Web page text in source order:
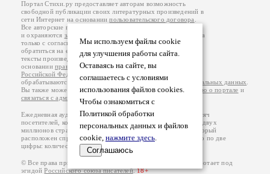
Мы используем файлы cookie
для улучшения работы сайта.
Оставаясь на сайте, вы
соглашаетесь с условиями
использования файлов cookies.
Чтобы ознакомиться с
Политикой обработки
персональных данных и файлов
cookie, нажмите здесь.
Соглашаюсь
Портал Стихи.ру предоставляет авторам возможность
свободной публикации своих литературных произведений в
сети Интернет на основаниипользовательского договора
Все авторские права на произведения принадлежат авторам
и охраняются законом
. Перепечатка произведений возможна
только с согласия его автора, к которому вы можете
обратиться на его авторской странице. Ответственность за
тексты произведений авторы несут самостоятельно на
основанииправил публикацииизаконодательства
Российской Федерации
обрабатываются на основанииПолитики обработки персональных данных
Вы также можете посмотреть более подробнуюинформацию о портале и
связаться с администрацией
Ежедневная аудитория портала Стихи.ру – порядка 200 тысяч
посетителей, которые в общей сумме просматривают более двух
миллионов страниц по данным счетчика посещаемости, который
расположен справа от этого текста. В каждой графе указано по две
цифры: количество просмотров и количество посетителей.
© Все права принадлежат авторам, 2000-2026. Портал работает под
эгидойРоссийского союза писателей.18+